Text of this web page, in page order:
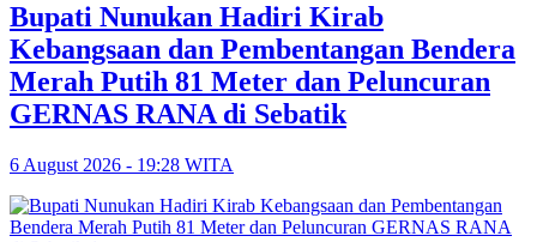
Bupati Nunukan Hadiri Kirab
Kebangsaan dan Pembentangan Bendera
Merah Putih 81 Meter dan Peluncuran
GERNAS RANA di Sebatik
6 August 2026 - 19:28 WITA